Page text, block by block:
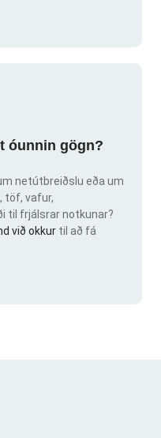
óunnin gögn?
netútbreiðslu eða um
töf, vafur,
til frjálsrar notkunar?
við okkur til að fá